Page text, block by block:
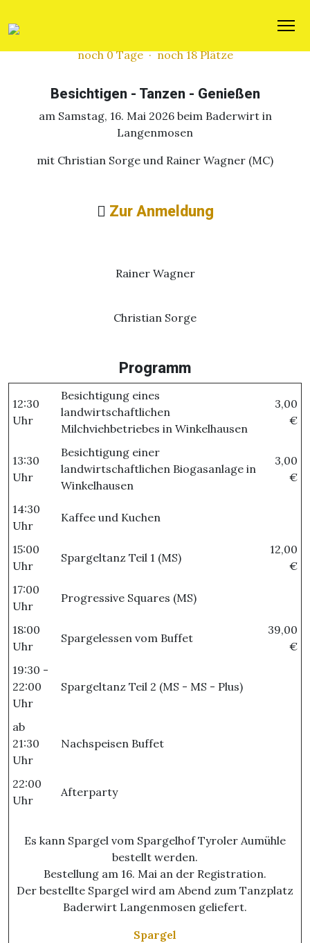
noch 0 Tage · noch 18 Plätze
Besichtigen - Tanzen - Genießen
am Samstag, 16. Mai 2026 beim Baderwirt in
Langenmosen
mit Christian Sorge und Rainer Wagner (MC)
Zur Anmeldung
Rainer Wagner
Christian Sorge
Programm
12:30
Uhr
Besichtigung eines
landwirtschaftlichen
Milchviehbetriebes in Winkelhausen
3,00
€
13:30
Uhr
Besichtigung einer
landwirtschaftlichen Biogasanlage in
Winkelhausen
3,00
€
14:30
Uhr
Kaffee und Kuchen
15:00
Uhr
Spargeltanz Teil 1 (MS)
12,00
€
17:00
Uhr
Progressive Squares (MS)
18:00
Uhr
Spargelessen vom Buffet
39,00
€
19:30 -
22:00
Uhr
Spargeltanz Teil 2 (MS - MS - Plus)
ab
21:30
Uhr
Nachspeisen Buffet
22:00
Uhr
Afterparty
Es kann Spargel vom Spargelhof Tyroler Aumühle
bestellt werden.
Bestellung am 16. Mai an der Registration.
Der bestellte Spargel wird am Abend zum Tanzplatz
Baderwirt Langenmosen geliefert.
Spargel